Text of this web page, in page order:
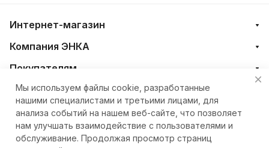
Интернет-магазин
Компания ЭНКА
Покупателям
+7 (4212) 23-33-33
eshop@nkteh.ru
Мы используем файлы cookie, разработанные
нашими специалистами и третьими лицами, для
анализа событий на нашем веб-сайте, что позволяет
нам улучшать взаимодействие с пользователями и
обслуживание. Продолжая просмотр страниц